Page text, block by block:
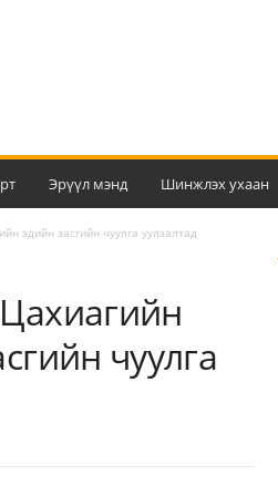
Эрүүл мэнд Шинжлэх ухаан
эдийн засгийн чуулга уулзалтад
чуулга